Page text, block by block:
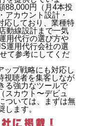
88,000円（月4本投
アカウント設計・
応しており、業種特
動線設計まで一気
用代行の選び方や
運用代行会社の選
て参考にしてくだ
ップ戦略にも対応し
視聴者を集客しなが
る強力なツールで
スカウト〜デビュ
ついては、まずは無
します。